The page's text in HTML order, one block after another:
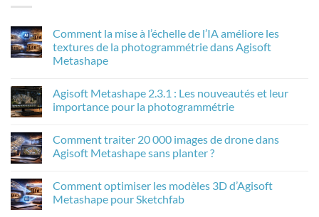
Comment la mise à l’échelle de l’IA améliore les
textures de la photogrammétrie dans Agisoft
Metashape
sur
Comment
la
l’échelle
de
l’IA
textures
de
la
Agisoft Metashape 2.3.1 : Les nouveautés et leur
importance pour la photogrammétrie
sur
Agisoft
Metashape
Les
nouveautés
et
Comment traiter 20 000 images de drone dans
Agisoft Metashape sans planter ?
sur
Comment
traiter
Comment optimiser les modèles 3D d’Agisoft
Metashape pour Sketchfab